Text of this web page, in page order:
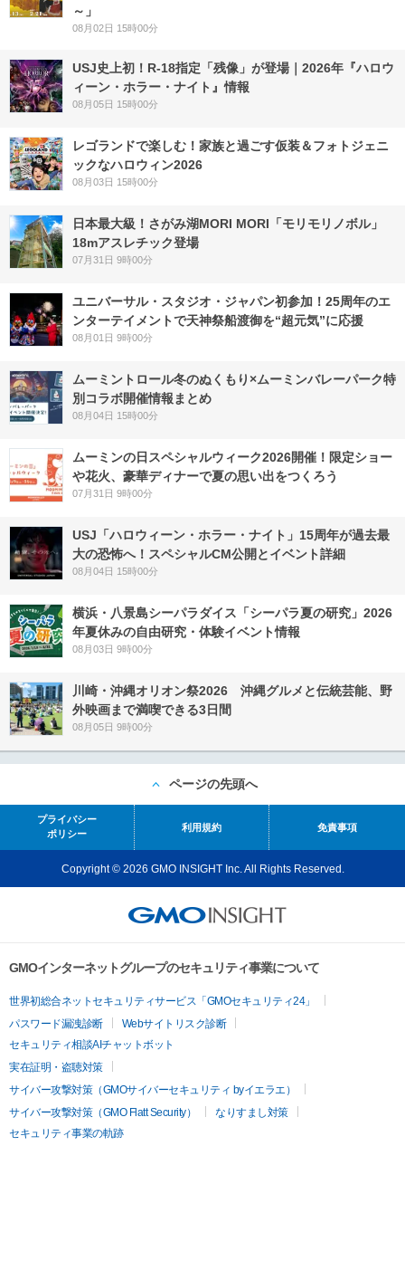
～」
08月02日 15時00分
USJ史上初！R-18指定「残像」が登場｜2026年『ハロウ
ィーン・ホラー・ナイト』情報
08月05日 15時00分
レゴランドで楽しむ！家族と過ごす仮装＆フォトジェニ
ックなハロウィン2026
08月03日 15時00分
日本最大級！さがみ湖MORI MORI「モリモリノボル」
18mアスレチック登場
07月31日 9時00分
ユニバーサル・スタジオ・ジャパン初参加！25周年のエ
ンターテイメントで天神祭船渡御を“超元気”に応援
08月01日 9時00分
ムーミントロール冬のぬくもり×ムーミンバレーパーク特
別コラボ開催情報まとめ
08月04日 15時00分
ムーミンの日スペシャルウィーク2026開催！限定ショー
や花火、豪華ディナーで夏の思い出をつくろう
07月31日 9時00分
USJ「ハロウィーン・ホラー・ナイト」15周年が過去最
大の恐怖へ！スペシャルCM公開とイベント詳細
08月04日 15時00分
横浜・八景島シーパラダイス「シーパラ夏の研究」2026
年夏休みの自由研究・体験イベント情報
08月03日 9時00分
川崎・沖縄オリオン祭2026 沖縄グルメと伝統芸能、野
外映画まで満喫できる3日間
08月05日 9時00分
ページの先頭へ
プライバシー
ポリシー
利用規約 免責事項
Copyright © 2026 GMO INSIGHT Inc. All Rights Reserved.
GMOインターネットグループのセキュリティ事業について
世界初総合ネットセキュリティサービス「GMOセキュリティ24」
パスワード漏洩診断
Webサイトリスク診断
セキュリティ相談AIチャットボット
実在証明・盗聴対策
サイバー攻撃対策（GMOサイバーセキュリティ byイエラエ）
サイバー攻撃対策（GMO Flatt Security）
なりすまし対策
セキュリティ事業の軌跡